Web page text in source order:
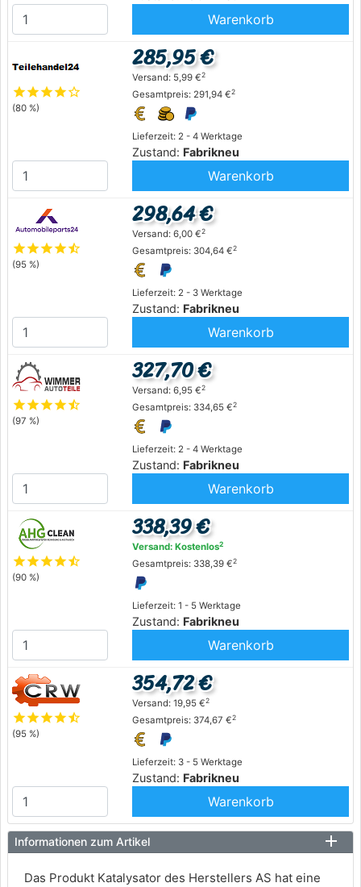
Warenkorb
starstarstarstarstar_outline
(80 %)
Lieferzeit: 2 - 4 Werktage
Zustand: Fabrikneu
285,95 €
Versand: 5,99 €2
Gesamtpreis: 291,94 €2
Warenkorb
starstarstarstarstar_half
(95 %)
Lieferzeit: 2 - 3 Werktage
Zustand: Fabrikneu
298,64 €
Versand: 6,00 €2
Gesamtpreis: 304,64 €2
Warenkorb
starstarstarstarstar_half
(97 %)
Lieferzeit: 2 - 4 Werktage
Zustand: Fabrikneu
327,70 €
Versand: 6,95 €2
Gesamtpreis: 334,65 €2
Warenkorb
starstarstarstarstar_half
(90 %)
Lieferzeit: 1 - 5 Werktage
Zustand: Fabrikneu
338,39 €
Versand: Kostenlos2
Gesamtpreis: 338,39 €2
Warenkorb
starstarstarstarstar_half
(95 %)
Lieferzeit: 3 - 5 Werktage
Zustand: Fabrikneu
354,72 €
Versand: 19,95 €2
Gesamtpreis: 374,67 €2
Warenkorb
Informationen zum Artikel
Das Produkt Katalysator des Herstellers AS hat eine